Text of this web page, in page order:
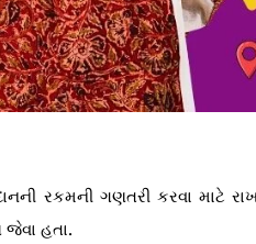
રકમની ગણતરી કરવા માટે
હતા.